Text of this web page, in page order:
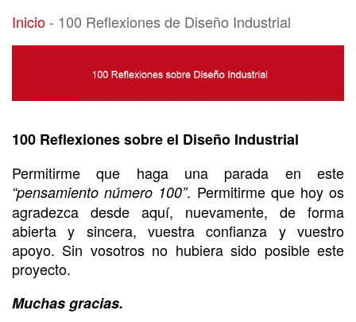
100 Reflexiones de Diseño Industrial
Inicio- 100 Reflexiones de Diseño Industrial
100 Reflexiones sobre el Diseño Industrial
Permitirme que haga una parada en este
“pensamiento número 100”. Permitirme que hoy os
agradezca desde aquí, nuevamente, de forma
abierta y sincera, vuestra confianza y vuestro
apoyo. Sin vosotros no hubiera sido posible este
proyecto.
Muchas gracias.